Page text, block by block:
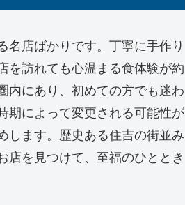
名店ばかりです。丁寧に手作り
を訪れても心温まる食体験が約
内にあり、初めての方でも迷わ
期によって変更される可能性が
します。歴史ある住吉の街並み
店を見つけて、至福のひととき